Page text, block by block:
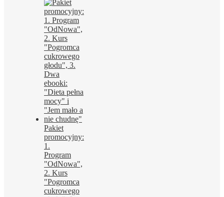
Pakiet
promocyjny:
1.
Program
"OdNowa",
2. Kurs
"Pogromca
cukrowego